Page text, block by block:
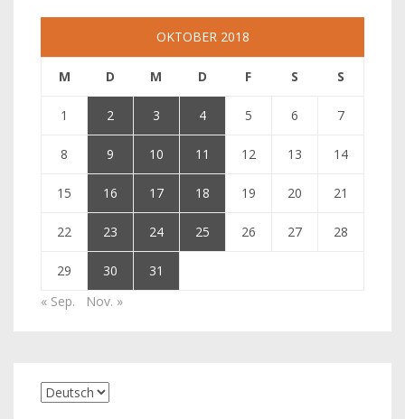
OKTOBER 2018
M D M D F S S
1 2 3 4 5 6 7
8 9 10 11 12 13 14
15 16 17 18 19 20 21
22 23 24 25 26 27 28
29 30
31
« Sep.
Nov. »